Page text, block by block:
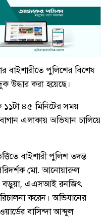
বাইশারীতে পুলিশের বিশেষ
উদ্ধার করা হয়েছে।
৪৫ মিনিটের সময়
এলাকায় অভিযান চালিয়ে
বাইশারী পুলিশ তদন্ত
মো. আনোয়ারুল
বড়ুয়া, এএসআই রনজিৎ
করেন। অভিযানের
বাসিন্দা আব্দুল